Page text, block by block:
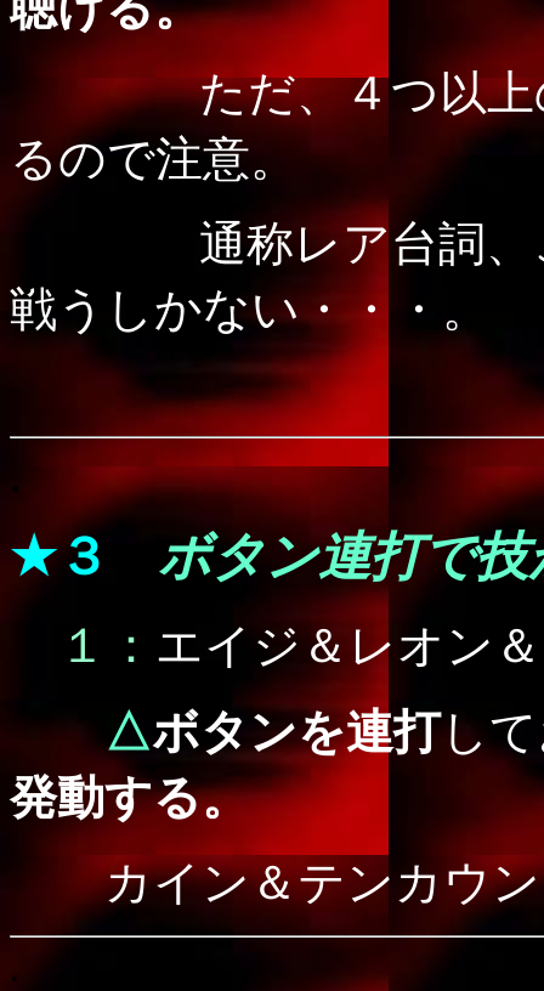
ただ、４つ以
るので注意。
通称レア台詞、こ
戦うしかない・・・。
★３ ボタン連打で
１： エイジ＆レオン
△ボタンを連打し
発動する。
カイン＆テンカウン
.